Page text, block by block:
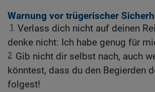
Warnung vor trügerischer
1 Verlass dich nicht auf deinen
denke nicht: Ich habe genug für
2 Gib nicht dir selbst nach, auch
könntest, dass du den Begierden
folgest!